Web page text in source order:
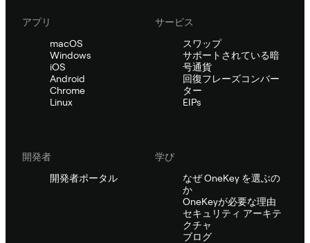
アプリ
macOS
Windows
iOS
Android
Chrome
Linux
サービス
スワップ
サポートされている暗
号通貨
回復フレーズコンバー
ター
EIPs
開発者
開発者ポータル
学び
なぜ OneKey を選ぶの
か
OneKeyが必要な理由
セキュリティ アーキテ
クチャ
ブログ